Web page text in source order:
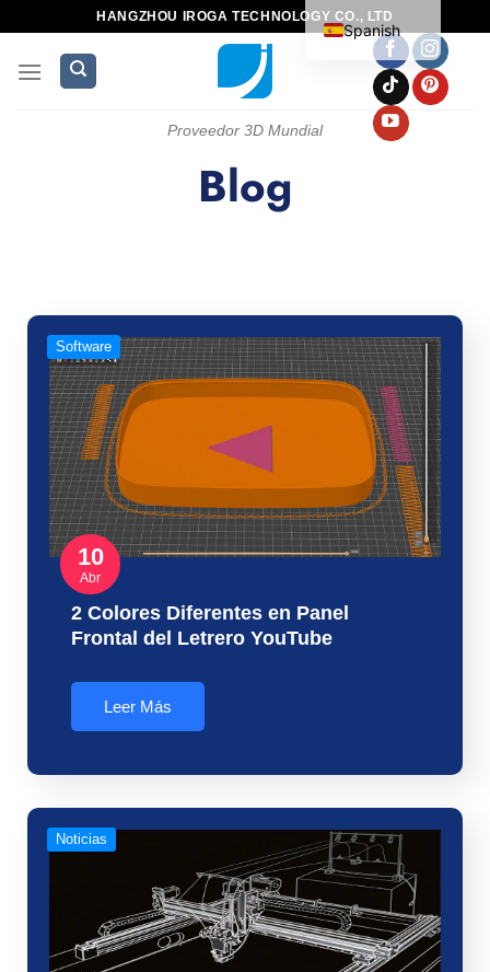
HANGZHOU IROGA TECHNOLOGY CO., LTD
Proveedor 3D Mundial
Blog
10
Abr
Software
2 Colores Diferentes en Panel
Frontal del Letrero YouTube
Leer Más
Noticias
Spanish